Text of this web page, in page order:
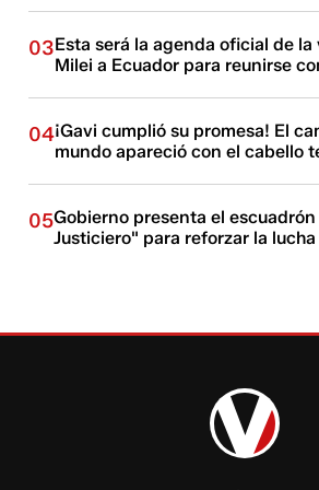
03Esta será la agenda oficial de
Milei a Ecuador para reunirse
04¡Gavi cumplió su promesa! El
mundo apareció con el cabello
05Gobierno presenta el
Justiciero" para reforzar la